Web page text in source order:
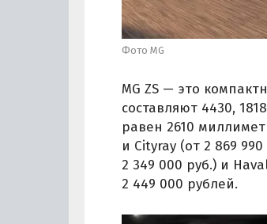
Фото MG
MG ZS — это
составляют 4430,
равен 2610
и Cityray (от 2 869
2 349 000 руб.) и
2 449 000 рублей.